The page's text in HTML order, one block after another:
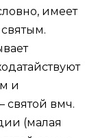
имеет
и
вмч.
(малая